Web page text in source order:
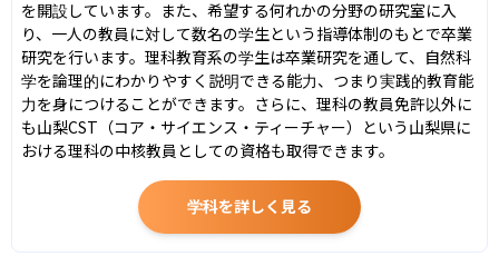
を開設しています。また、希望する何れかの分野の研究室に入
り、一人の教員に対して数名の学生という指導体制のもとで卒業
研究を行います。理科教育系の学生は卒業研究を通して、自然科
学を論理的にわかりやすく説明できる能力、つまり実践的教育能
力を身につけることができます。さらに、理科の教員免許以外に
も山梨CST（コア・サイエンス・ティーチャー）という山梨県に
おける理科の中核教員としての資格も取得できます。
学科を詳しく見る